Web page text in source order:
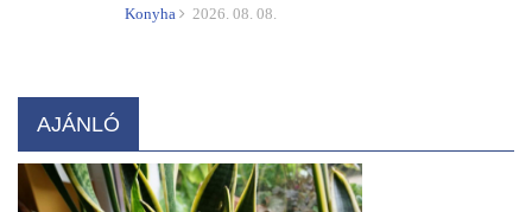
Konyha 2026. 08. 08.
AJÁNLÓ